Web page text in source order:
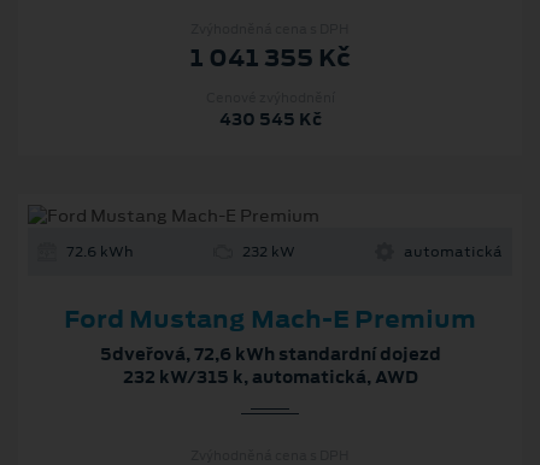
1 041 355 Kč
430 545 Kč
72.6 kWh 232 kW automatická
Ford Mustang Mach‑E Premium
5dveřová, 72,6 kWh standardní dojezd
232 kW/315 k, automatická, AWD